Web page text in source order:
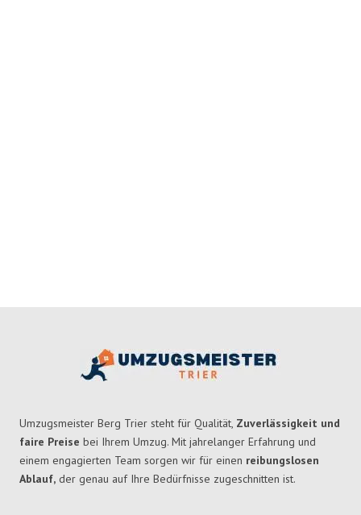
Umzugsmeister Berg Trier steht für Qualität, Zuverlässigkeit und
faire Preise bei Ihrem Umzug. Mit jahrelanger Erfahrung und
einem engagierten Team sorgen wir für einen reibungslosen
Ablauf, der genau auf Ihre Bedürfnisse zugeschnitten ist.